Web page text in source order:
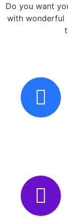
Do you want
with wonderful